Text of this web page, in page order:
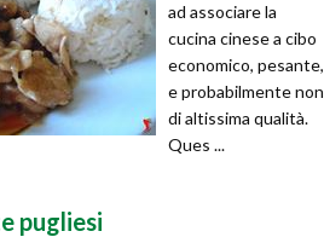
ad associare la
cucina cinese a cibo
economico, pesante,
e probabilmente non
di altissima qualità.
Ques ...
pugliesi